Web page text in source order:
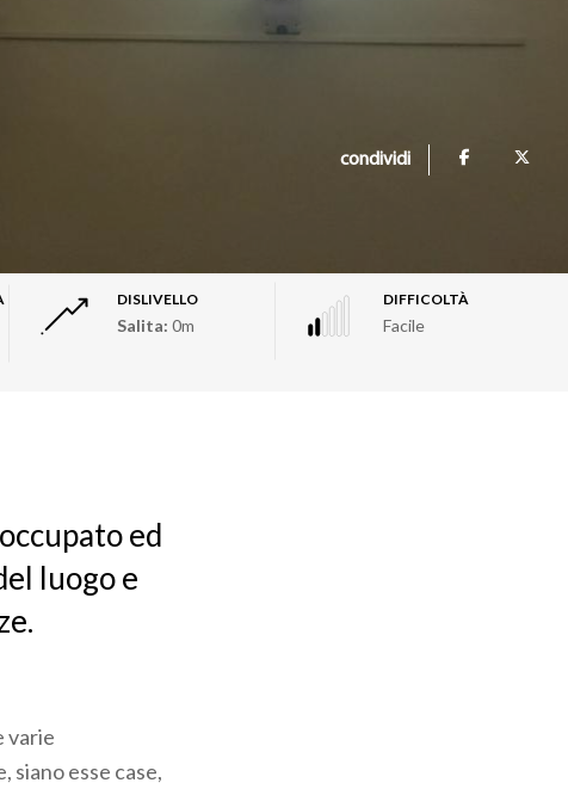
condividi
DISLIVELLO
Salita: 0m
DIFFICOLTÀ
Facile
ed
luogo e
varie
siano esse case,